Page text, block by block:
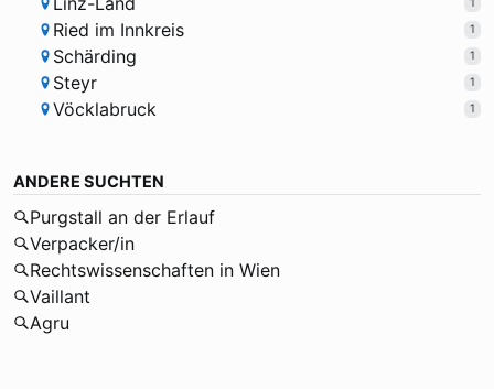
1
Ried im Innkreis 1
Schärding 1
Steyr 1
Vöcklabruck 1
ANDERE SUCHTEN
Purgstall an der Erlauf
Verpacker/in
Rechtswissenschaften in Wien
Vaillant
Agru